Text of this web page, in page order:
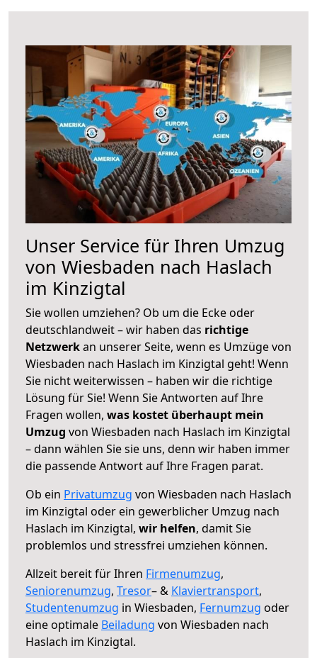
Unser Service für Ihren Umzug
von Wiesbaden nach Haslach
im Kinzigtal
Sie wollen umziehen? Ob um die Ecke oder
deutschlandweit – wir haben das richtige
Netzwerkan unserer Seite, wenn es Umzüge von
Wiesbaden nach Haslach im Kinzigtal geht! Wenn
Sie nicht weiterwissen – haben wir die richtige
Lösung für Sie! Wenn Sie Antworten auf Ihre
Fragen wollen, was kostet überhaupt mein
Umzug von Wiesbaden nach Haslach im Kinzigtal
– dann wählen Sie sie uns, denn wir haben immer
die passende Antwort auf Ihre Fragen parat.
Ob ein Privatumzug von Wiesbaden nach Haslach
im Kinzigtal oder ein gewerblicher Umzug nach
Haslach im Kinzigtal, wir helfen, damit Sie
problemlos und stressfrei umziehen können.
Allzeit bereit für Ihren Firmenumzug,
Seniorenumzug, Tresor– & Klaviertransport,
Studentenumzug in Wiesbaden, Fernumzug oder
eine optimale Beiladung von Wiesbaden nach
Haslach im Kinzigtal.